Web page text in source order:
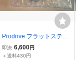
Prodrive フラットステア
リング用 ホーンボタン 新
品 正規品 レターパック+4
即決 6,600円
＋送料430円